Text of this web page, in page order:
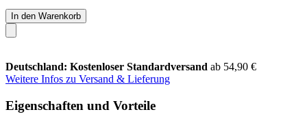
In den Warenkorb
Deutschland: Kostenloser Standardversand ab 54,90 €
Weitere Infos zu Versand & Lieferung
Eigenschaften und Vorteile